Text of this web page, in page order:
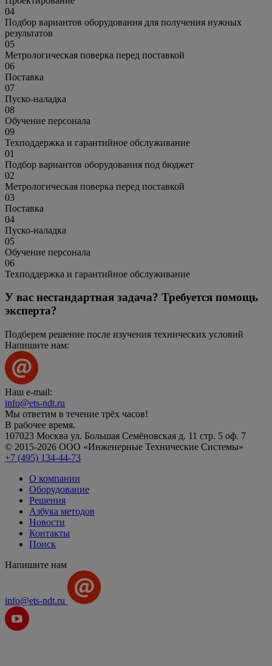
04
Подбор вариантов оборудования для получения нужных
результатов
05
Метрологическая поверка перед поставкой
06
Поставка
07
Пуско-наладка
08
Обучение персонала
09
Техподдержка и гарантийное обслуживание
01
Подбор вариантов оборудования под бюджет
02
Метрологическая поверка перед поставкой
03
Поставка
04
Пуско-наладка
05
Обучение персонала
06
Техподдержка и гарантийное обслуживание
У вас нестандартная задача? Требуется помощь
эксперта?
Подберем решение после изучения технических условий
Напишите нам:
Наш e-mail:
info@ets-ndt.ru
Мы ответим в течение трёх часов!
В рабочее время.
107023 Москва ул. Большая Семёновская д. 11 стр. 5 оф. 7
© 2015-2026 ООО «Инженерные Технические Системы»
+7 (495) 134-44-73
О компании
Оборудование
Решения
Азбука методов
Новости
Контакты
Поиск
Напишите нам
info@ets-ndt.ru